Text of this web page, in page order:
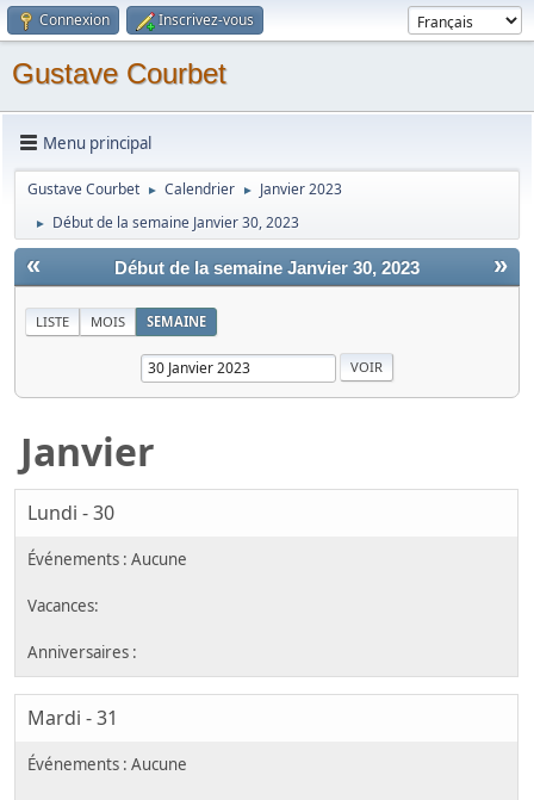
Connexion Inscrivez-vous
Gustave Courbet
Menu principal
Gustave Courbet ► Calendrier ► Janvier 2023
► Début de la semaine Janvier 30, 2023
« »
Début de la semaine Janvier 30, 2023
LISTE MOIS SEMAINE
Janvier
Lundi - 30
Mardi - 31